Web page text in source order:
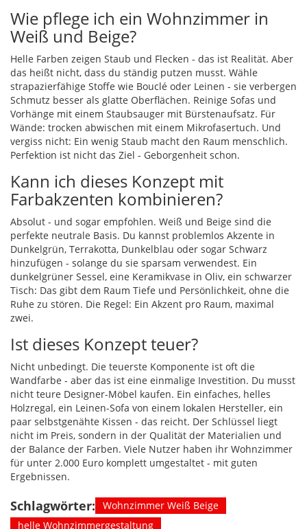
Wie pflege ich ein Wohnzimmer in
Weiß und Beige?
Helle Farben zeigen Staub und Flecken - das ist Realität. Aber
das heißt nicht, dass du ständig putzen musst. Wähle
strapazierfähige Stoffe wie Bouclé oder Leinen - sie verbergen
Schmutz besser als glatte Oberflächen. Reinige Sofas und
Vorhänge mit einem Staubsauger mit Bürstenaufsatz. Für
Wände: trocken abwischen mit einem Mikrofasertuch. Und
vergiss nicht: Ein wenig Staub macht den Raum menschlich.
Perfektion ist nicht das Ziel - Geborgenheit schon.
Kann ich dieses Konzept mit
Farbakzenten kombinieren?
Absolut - und sogar empfohlen. Weiß und Beige sind die
perfekte neutrale Basis. Du kannst problemlos Akzente in
Dunkelgrün, Terrakotta, Dunkelblau oder sogar Schwarz
hinzufügen - solange du sie sparsam verwendest. Ein
dunkelgrüner Sessel, eine Keramikvase in Oliv, ein schwarzer
Tisch: Das gibt dem Raum Tiefe und Persönlichkeit, ohne die
Ruhe zu stören. Die Regel: Ein Akzent pro Raum, maximal
zwei.
Ist dieses Konzept teuer?
Nicht unbedingt. Die teuerste Komponente ist oft die
Wandfarbe - aber das ist eine einmalige Investition. Du musst
nicht teure Designer-Möbel kaufen. Ein einfaches, helles
Holzregal, ein Leinen-Sofa von einem lokalen Hersteller, ein
paar selbstgenähte Kissen - das reicht. Der Schlüssel liegt
nicht im Preis, sondern in der Qualität der Materialien und
der Balance der Farben. Viele Nutzer haben ihr Wohnzimmer
für unter 2.000 Euro komplett umgestaltet - mit guten
Ergebnissen.
Schlagwörter:
Wohnzimmer Weiß Beige
helle Wohnzimmergestaltung